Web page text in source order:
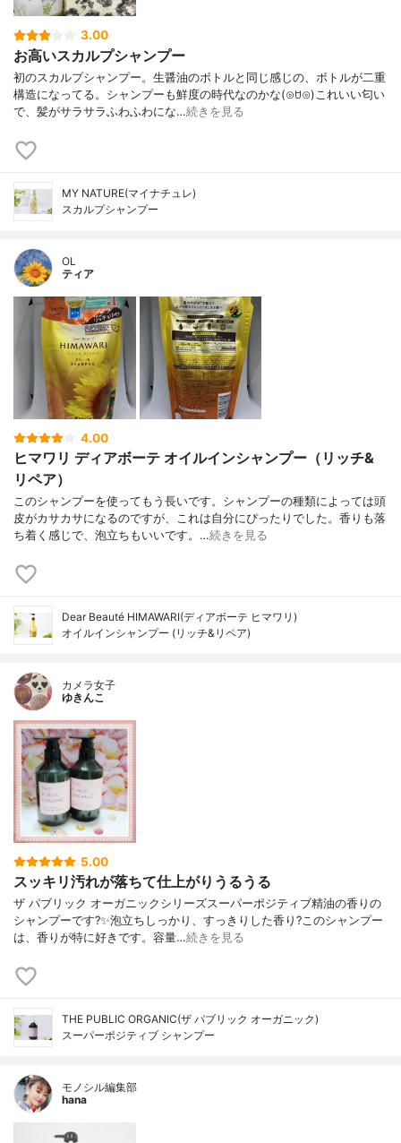
3.00
お高いスカルプシャンプー
初のスカルプシャンプー。生醤油のボトルと同じ感じの、ボトルが二重
構造になってる。シャンプーも鮮度の時代なのかな(⊙ꇴ⊙)これいい匂い
で、髪がサラサラふわふわにな…続きを見る
MY NATURE(マイナチュレ)
スカルプシャンプー
OL
ティア
4.00
ヒマワリ ディアボーテ オイルインシャンプー（リッチ&
リペア）
このシャンプーを使ってもう長いです。シャンプーの種類によっては頭
皮がカサカサになるのですが、これは自分にぴったりでした。香りも落
ち着く感じで、泡立ちもいいです。…続きを見る
Dear Beauté HIMAWARI(ディアボーテ ヒマワリ)
オイルインシャンプー (リッチ&リペア)
カメラ女子
ゆきんこ
5.00
スッキリ汚れが落ちて仕上がりうるうる
ザ パブリック オーガニックシリーズスーパーポジティブ精油の香りの
シャンプーです?✨泡立ちしっかり、すっきりした香り?このシャンプー
は、香りが特に好きです。容量…続きを見る
THE PUBLIC ORGANIC(ザ パブリック オーガニック)
スーパーポジティブ シャンプー
モノシル編集部
hana